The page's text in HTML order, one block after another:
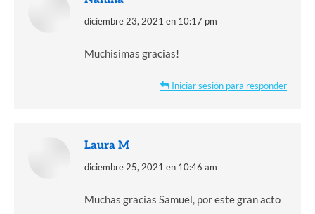
dice:
diciembre 23, 2021 en 10:17 pm
Muchisimas gracias!
Iniciar sesión para responder
Laura M
dice:
diciembre 25, 2021 en 10:46 am
Muchas gracias Samuel, por este gran acto